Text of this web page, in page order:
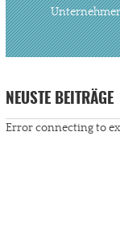
NEUSTE BEITRÄGE
Error connecting to